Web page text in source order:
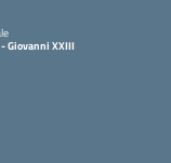
Giovanni XXIII